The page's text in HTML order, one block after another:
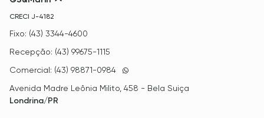
CRECI J-4182
Fixo: (43) 3344-4600
Recepção: (43) 99675-1115
Comercial: (43) 98871-0984
Avenida Madre Leônia Milito, 458 - Bela Suiça
Londrina/PR